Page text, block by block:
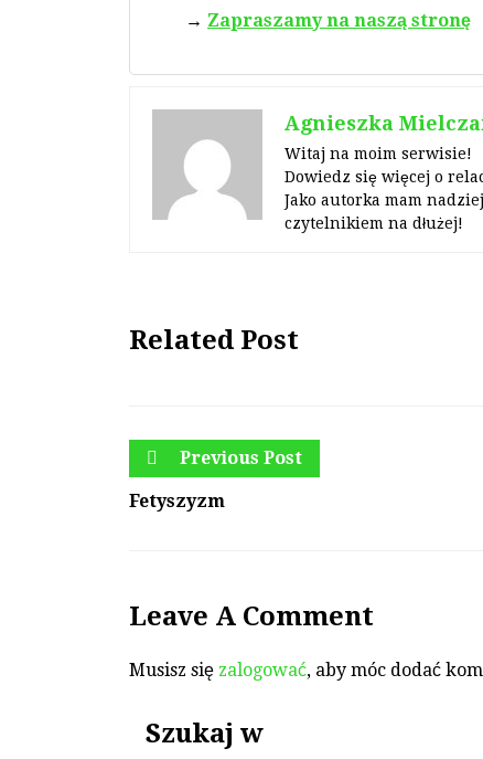
Zapraszamy na naszą stronę
Agnieszka
Witaj na moim serwisie!
Dowiedz się więcej o
Jako autorka mam
czytelnikiem na dłużej!
Related Post
Previous Post
Fetyszyzm
Leave A Comment
Musisz się zalogować, aby móc dodać
Szukaj w